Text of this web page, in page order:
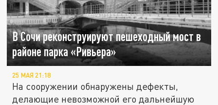
В Сочи реконструируют пешеходный мост в
районе парка «Ривьера»
25 МАЯ 21:18
На сооружении обнаружены дефекты,
делающие невозможной его дальнейшую